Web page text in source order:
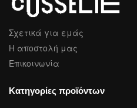
Σχετικά για εμάς
Η αποστολή μας
Επικοινωνία
Κατηγορίες προϊόντων